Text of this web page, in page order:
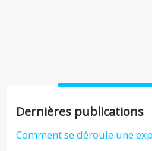
Dernières publications
Comment se déroule une